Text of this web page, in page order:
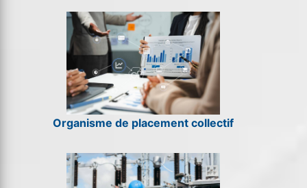
Organisme de placement collectif